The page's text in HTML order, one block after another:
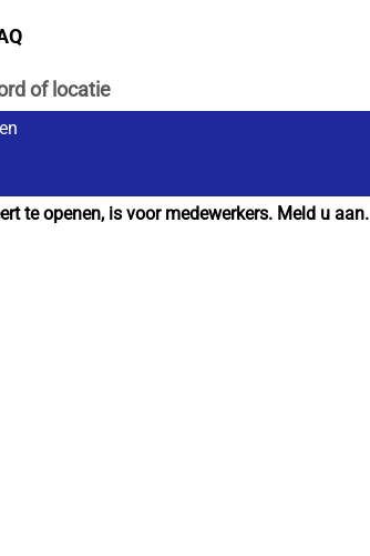
te openen, is voor medewerkers. Meld u aan.